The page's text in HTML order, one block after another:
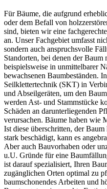
Für Bäume, die aufgrund
oder dem Befall von
sind, bieten wir eine
an. Unser Fachgebiet umfasst
sondern auch anspruchsvolle
Standorten, bei denen der
beispielsweise in unmittelbarer
bewachsenen Baumbeständen.
Seilklettertechnik (SKT) in
und Abseilgeräten, um den
werden Ast- und Stammstücke
Schäden an darunterliegenden
verursachen. Bäume haben wie
Ist diese überschritten, der
stark beschädigt, kann es
Aber auch Bauvorhaben oder
u.U. Gründe für eine
ist darauf spezialisiert, Ihren
zugänglichen Orten optimal zu
baumschonendes Arbeiten und